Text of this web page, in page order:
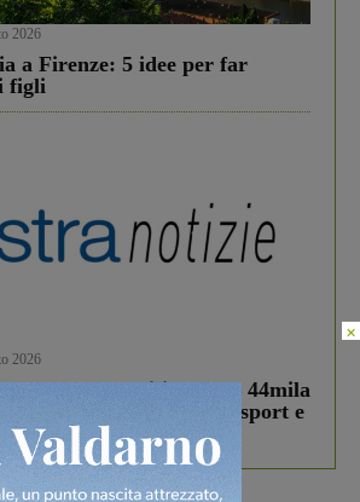
2026
a Firenze: 5 idee per far
figli
2026
Smart Cities, oltre 44mila
torna il bando per lo sport e
Estrair
×